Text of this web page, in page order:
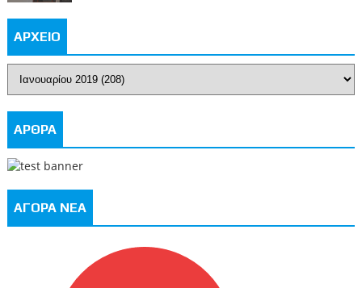
ΑΡΧΕΙΟ
ΑΡΘΡΑ
ΑΓΟΡΑ ΝΕΑ